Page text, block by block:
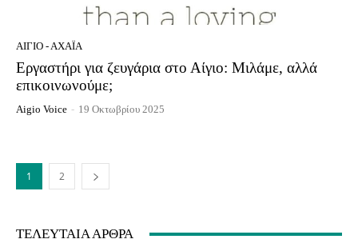
ΑΊΓΙΟ - ΑΧΑΪ́Α
Εργαστήρι για ζευγάρια στο Αίγιο: Μιλάμε, αλλά
επικοινωνούμε;
Aigio Voice - 19 Οκτωβρίου 2025
1 2
ΤΕΛΕΥΤΑΊΑ ΆΡΘΡΑ